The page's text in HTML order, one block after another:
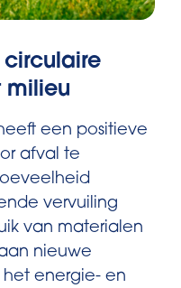
circulaire
milieu
een positieve
afval te
vervuiling
van materialen
nieuwe
energie- en